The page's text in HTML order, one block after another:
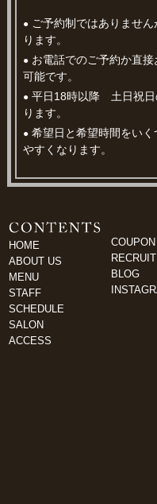
● ご予約制ではありませ
ります。
● お電話でのご予約か直
可能です。
● 平日18時以降 土日祝日
ります。
● 希望日と希望時間をい
やすくなります。
HOME
ABOUT US
MENU
STAFF
SCHEDULE
SALON
ACCESS
COUPON
RECRUIT
BLOG